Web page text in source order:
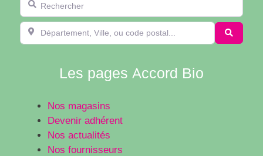
Département, Ville, ou code postal...
Les pages Accord Bio
Nos magasins
Devenir adhérent
Nos actualités
Nos fournisseurs